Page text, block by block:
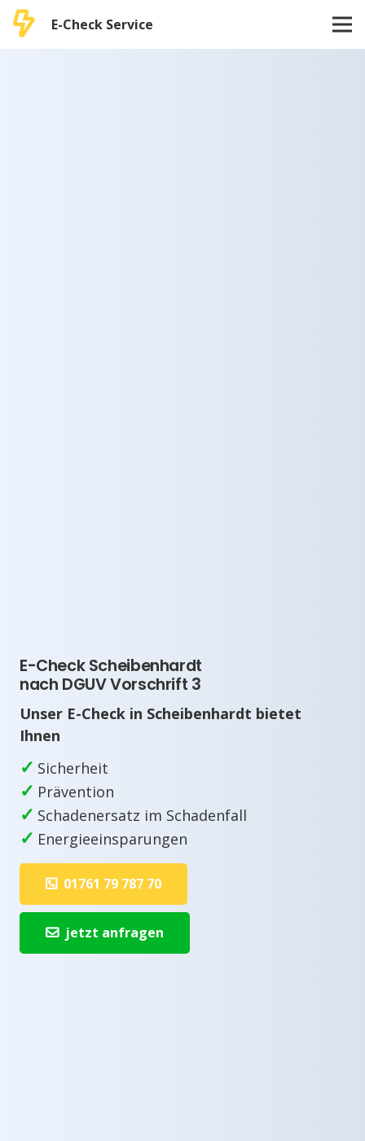
E-Check Service
E-Check Scheibenhardt
nach DGUV Vorschrift 3
Unser E-Check in Scheibenhardt bietet
Ihnen
✓ Sicherheit
✓ Prävention
✓ Schadenersatz im Schadenfall
✓ Energieeinsparungen
01761 79 787 70
jetzt anfragen